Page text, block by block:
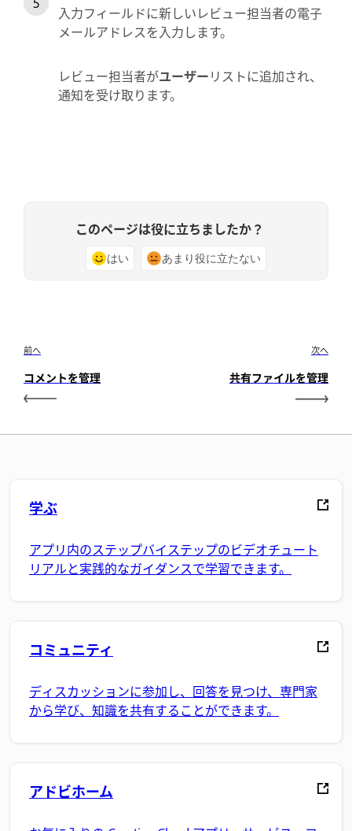
入力フィールドに新しいレビュー担当者の電子
メールアドレスを入力します。
レビュー担当者がユーザーリストに追加され、
通知を受け取ります。
このページは役に立ちましたか？
はい あまり役に立たない
前へ
コメントを管理
次へ
共有ファイルを管理
学ぶ
アプリ内のステップバイステップのビデオチュート
リアルと実践的なガイダンスで学習できます。
コミュニティ
ディスカッションに参加し、回答を見つけ、専門家
から学び、知識を共有することができます。
アドビホーム